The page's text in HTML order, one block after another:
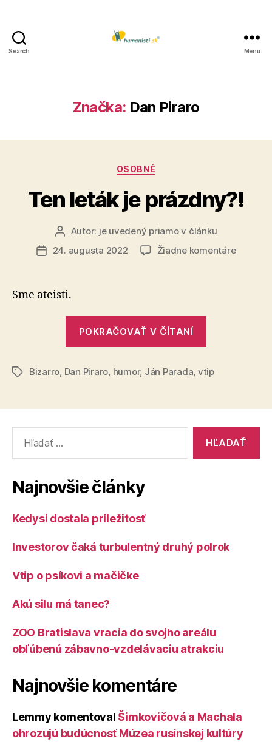
Search Menu
Značka: Dan Piraro
Kategórie
OSOBNÉ
Ten leták je prázdny?!
Autor
článku
Autor: je uvedený priamo v článku
Dátum24. augusta 2022 Žiadne komentárena
Sme ateisti.
POKRAČOVAŤ V ČÍTANÍ
prázdny?!“
ZnačkyBizarro, Dan Piraro, humor, Ján Parada, vtip
Najnovšie články
Kedysi dostala príležitosť
Investorov čaká turbulentný druhý polrok
Vtip o psíkovi a mačičke
Akú silu má tanec?
ZOO Bratislava vracia do svojho areálu
obľúbenú zábavno-vzdelávaciu atrakciu
Najnovšie komentáre
Lemmy komentoval Šimkovičová a Machala
ohrozujú budúcnosť Múzea rusínskej kultúry